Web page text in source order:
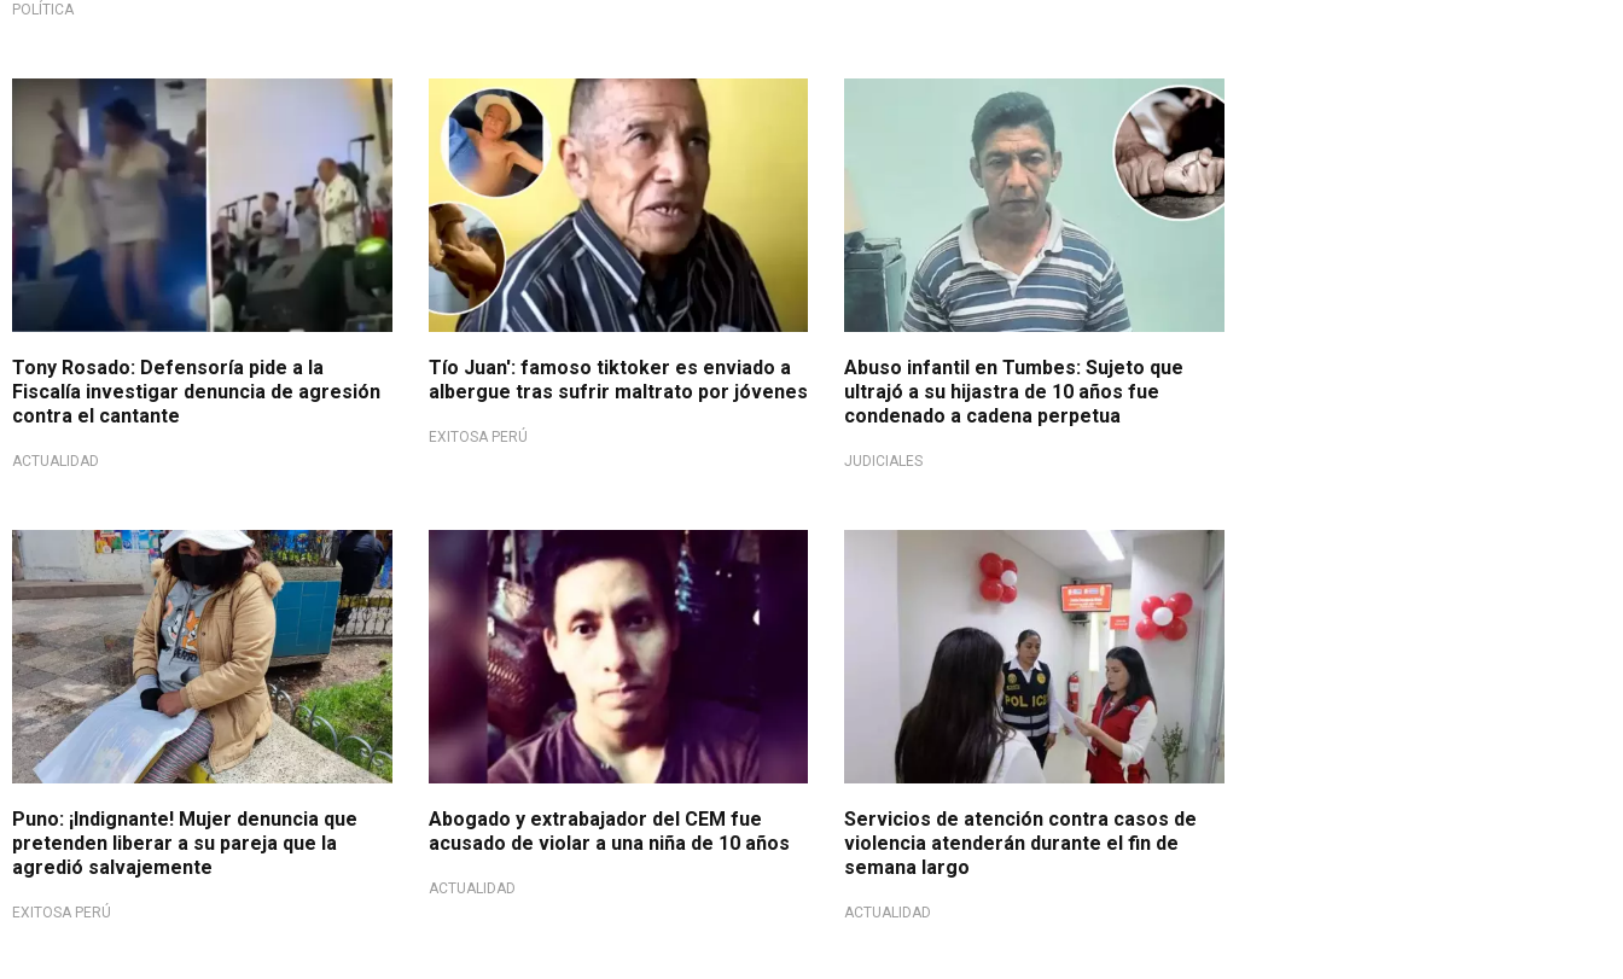
POLÍTICA
Tony Rosado: Defensoría pide a la
Fiscalía investigar denuncia de agresión
contra el cantante
ACTUALIDAD
"Tío Juan" en TikTok
Tío Juan': famoso tiktoker es enviado a
albergue tras sufrir maltrato por jóvenes
EXITOSA PERÚ
Abuso infantil en Tumbes: Sujeto que
ultrajó a su hijastra de 10 años fue
condenado a cadena perpetua
JUDICIALES
Preocupante caso
Puno: ¡Indignante! Mujer denuncia que
pretenden liberar a su pareja que la
agredió salvajemente
EXITOSA PERÚ
Abogado y extrabajador del CEM fue
acusado de violar a una niña de 10 años
ACTUALIDAD
Servicios de atención contra casos de
violencia atenderán durante el fin de
semana largo
ACTUALIDAD